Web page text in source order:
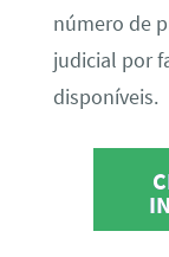
número de
judicial por
disponíveis.